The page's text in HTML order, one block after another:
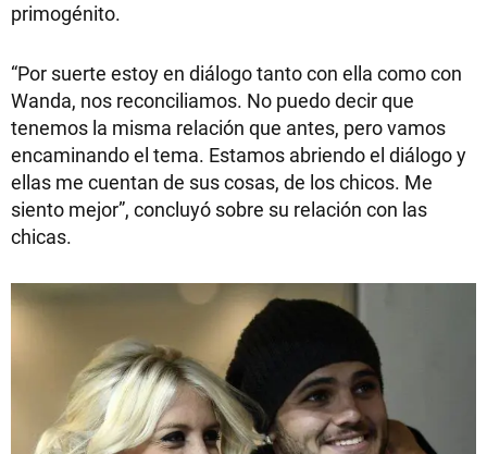
primogénito.
“Por suerte estoy en diálogo tanto con ella como con
Wanda, nos reconciliamos. No puedo decir que
tenemos la misma relación que antes, pero vamos
encaminando el tema. Estamos abriendo el diálogo y
ellas me cuentan de sus cosas, de los chicos. Me
siento mejor”, concluyó sobre su relación con las
chicas.